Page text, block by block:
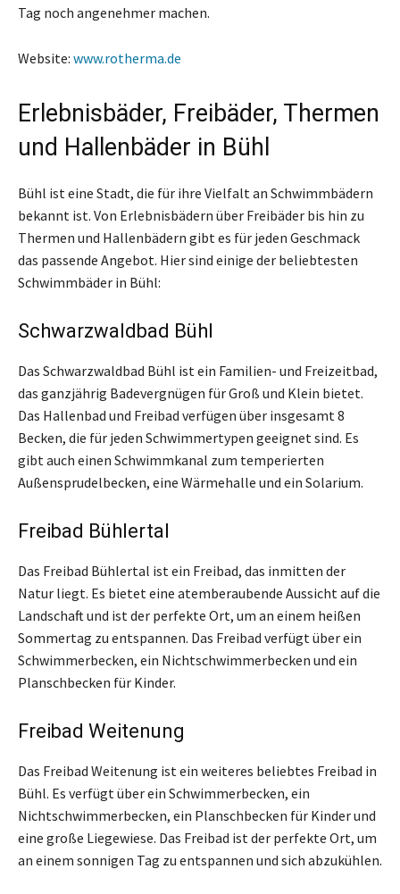
Tag noch angenehmer machen.
Website: www.rotherma.de
Erlebnisbäder, Freibäder, Thermen
und Hallenbäder in Bühl
Bühl ist eine Stadt, die für ihre Vielfalt an Schwimmbädern
bekannt ist. Von Erlebnisbädern über Freibäder bis hin zu
Thermen und Hallenbädern gibt es für jeden Geschmack
das passende Angebot. Hier sind einige der beliebtesten
Schwimmbäder in Bühl:
Schwarzwaldbad Bühl
Das Schwarzwaldbad Bühl ist ein Familien- und Freizeitbad,
das ganzjährig Badevergnügen für Groß und Klein bietet.
Das Hallenbad und Freibad verfügen über insgesamt 8
Becken, die für jeden Schwimmertypen geeignet sind. Es
gibt auch einen Schwimmkanal zum temperierten
Außensprudelbecken, eine Wärmehalle und ein Solarium.
Freibad Bühlertal
Das Freibad Bühlertal ist ein Freibad, das inmitten der
Natur liegt. Es bietet eine atemberaubende Aussicht auf die
Landschaft und ist der perfekte Ort, um an einem heißen
Sommertag zu entspannen. Das Freibad verfügt über ein
Schwimmerbecken, ein Nichtschwimmerbecken und ein
Planschbecken für Kinder.
Freibad Weitenung
Das Freibad Weitenung ist ein weiteres beliebtes Freibad in
Bühl. Es verfügt über ein Schwimmerbecken, ein
Nichtschwimmerbecken, ein Planschbecken für Kinder und
eine große Liegewiese. Das Freibad ist der perfekte Ort, um
an einem sonnigen Tag zu entspannen und sich abzukühlen.